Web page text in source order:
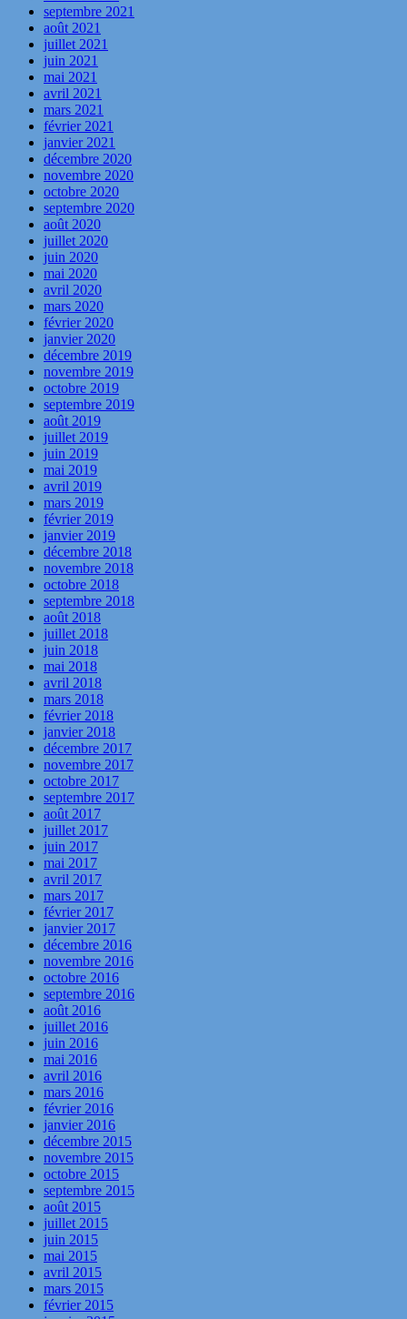
septembre 2021
août 2021
juillet 2021
juin 2021
mai 2021
avril 2021
mars 2021
février 2021
janvier 2021
décembre 2020
novembre 2020
octobre 2020
septembre 2020
août 2020
juillet 2020
juin 2020
mai 2020
avril 2020
mars 2020
février 2020
janvier 2020
décembre 2019
novembre 2019
octobre 2019
septembre 2019
août 2019
juillet 2019
juin 2019
mai 2019
avril 2019
mars 2019
février 2019
janvier 2019
décembre 2018
novembre 2018
octobre 2018
septembre 2018
août 2018
juillet 2018
juin 2018
mai 2018
avril 2018
mars 2018
février 2018
janvier 2018
décembre 2017
novembre 2017
octobre 2017
septembre 2017
août 2017
juillet 2017
juin 2017
mai 2017
avril 2017
mars 2017
février 2017
janvier 2017
décembre 2016
novembre 2016
octobre 2016
septembre 2016
août 2016
juillet 2016
juin 2016
mai 2016
avril 2016
mars 2016
février 2016
janvier 2016
décembre 2015
novembre 2015
octobre 2015
septembre 2015
août 2015
juillet 2015
juin 2015
mai 2015
avril 2015
mars 2015
février 2015